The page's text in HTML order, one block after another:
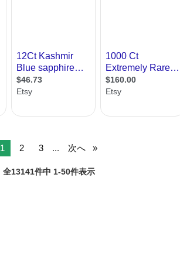
1 2 3 ... 次へ
全13141件中 1-50件表示